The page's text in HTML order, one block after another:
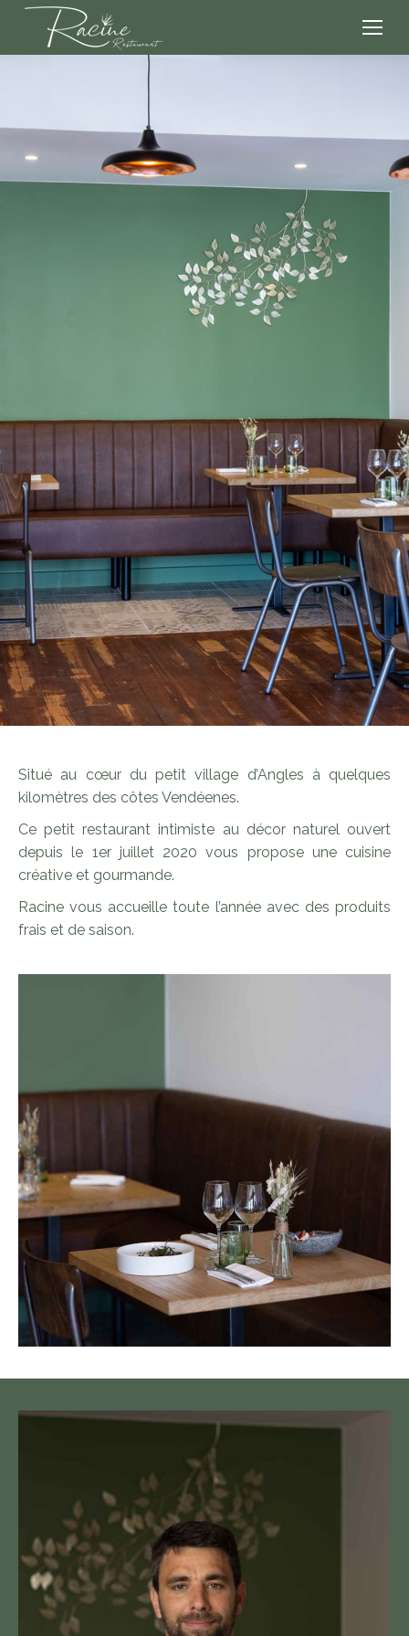
Situé au cœur du petit village d’Angles à quelques
kilomètres des côtes Vendéenes.
Ce petit restaurant intimiste au décor naturel ouvert
depuis le 1er juillet 2020 vous propose une cuisine
créative et gourmande.
Racine vous accueille toute l’année avec des produits
frais et de saison.